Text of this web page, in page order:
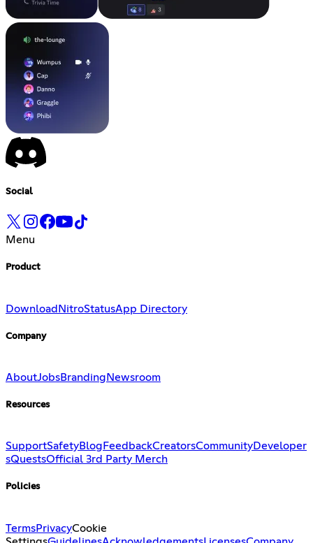
Social
Menu
Product
DownloadNitroStatusApp Directory
Company
AboutJobsBranding Newsroom
Resources
SupportSafetyBlog FeedbackCreatorsCommunityDeveloper
sQuestsOfficial 3rd Party Merch
Policies
TermsPrivacyCookie